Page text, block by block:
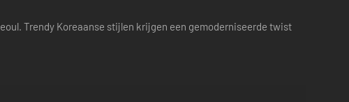
Trendy Koreaanse stijlen krijgen een gemoderniseerde twist